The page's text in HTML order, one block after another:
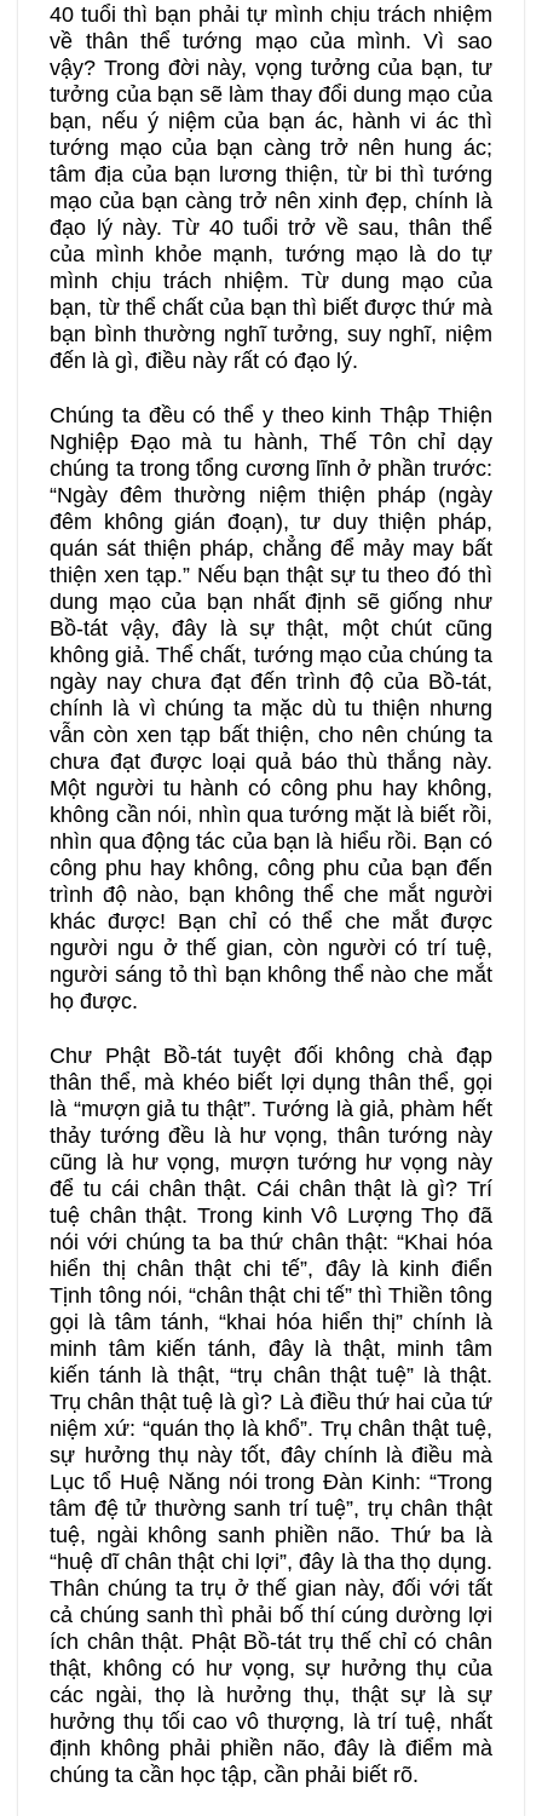
40 tuổi thì bạn phải tự mình chịu trách nhiệm
về thân thể tướng mạo của mình. Vì sao
vậy? Trong đời này, vọng tưởng của bạn, tư
tưởng của bạn sẽ làm thay đổi dung mạo của
bạn, nếu ý niệm của bạn ác, hành vi ác thì
tướng mạo của bạn càng trở nên hung ác;
tâm địa của bạn lương thiện, từ bi thì tướng
mạo của bạn càng trở nên xinh đẹp, chính là
đạo lý này. Từ 40 tuổi trở về sau, thân thể
của mình khỏe mạnh, tướng mạo là do tự
mình chịu trách nhiệm. Từ dung mạo của
bạn, từ thể chất của bạn thì biết được thứ mà
bạn bình thường nghĩ tưởng, suy nghĩ, niệm
đến là gì, điều này rất có đạo lý.
Chúng ta đều có thể y theo kinh Thập Thiện
Nghiệp Đạo mà tu hành, Thế Tôn chỉ dạy
chúng ta trong tổng cương lĩnh ở phần trước:
“Ngày đêm thường niệm thiện pháp (ngày
đêm không gián đoạn), tư duy thiện pháp,
quán sát thiện pháp, chẳng để mảy may bất
thiện xen tạp.” Nếu bạn thật sự tu theo đó thì
dung mạo của bạn nhất định sẽ giống như
Bồ-tát vậy, đây là sự thật, một chút cũng
không giả. Thể chất, tướng mạo của chúng ta
ngày nay chưa đạt đến trình độ của Bồ-tát,
chính là vì chúng ta mặc dù tu thiện nhưng
vẫn còn xen tạp bất thiện, cho nên chúng ta
chưa đạt được loại quả báo thù thắng này.
Một người tu hành có công phu hay không,
không cần nói, nhìn qua tướng mặt là biết rồi,
nhìn qua động tác của bạn là hiểu rồi. Bạn có
công phu hay không, công phu của bạn đến
trình độ nào, bạn không thể che mắt người
khác được! Bạn chỉ có thể che mắt được
người ngu ở thế gian, còn người có trí tuệ,
người sáng tỏ thì bạn không thể nào che mắt
họ được.
Chư Phật Bồ-tát tuyệt đối không chà đạp
thân thể, mà khéo biết lợi dụng thân thể, gọi
là “mượn giả tu thật”. Tướng là giả, phàm hết
thảy tướng đều là hư vọng, thân tướng này
cũng là hư vọng, mượn tướng hư vọng này
để tu cái chân thật. Cái chân thật là gì? Trí
tuệ chân thật. Trong kinh Vô Lượng Thọ đã
nói với chúng ta ba thứ chân thật: “Khai hóa
hiển thị chân thật chi tế”, đây là kinh điển
Tịnh tông nói, “chân thật chi tế” thì Thiền tông
gọi là tâm tánh, “khai hóa hiển thị” chính là
minh tâm kiến tánh, đây là thật, minh tâm
kiến tánh là thật, “trụ chân thật tuệ” là thật.
Trụ chân thật tuệ là gì? Là điều thứ hai của tứ
niệm xứ: “quán thọ là khổ”. Trụ chân thật tuệ,
sự hưởng thụ này tốt, đây chính là điều mà
Lục tổ Huệ Năng nói trong Đàn Kinh: “Trong
tâm đệ tử thường sanh trí tuệ”, trụ chân thật
tuệ, ngài không sanh phiền não. Thứ ba là
“huệ dĩ chân thật chi lợi”, đây là tha thọ dụng.
Thân chúng ta trụ ở thế gian này, đối với tất
cả chúng sanh thì phải bố thí cúng dường lợi
ích chân thật. Phật Bồ-tát trụ thế chỉ có chân
thật, không có hư vọng, sự hưởng thụ của
các ngài, thọ là hưởng thụ, thật sự là sự
hưởng thụ tối cao vô thượng, là trí tuệ, nhất
định không phải phiền não, đây là điểm mà
chúng ta cần học tập, cần phải biết rõ.